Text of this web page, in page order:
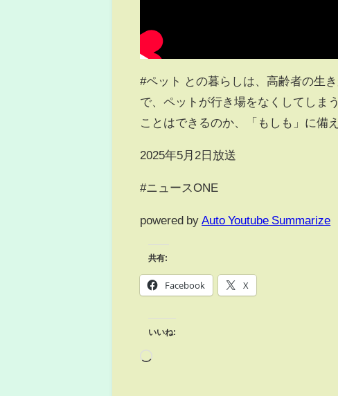
#ペット との暮らしは、高齢者の生
で、ペットが行き場をなくしてしま
ことはできるのか、「もしも」に備
2025年5月2日放送
#ニュースONE
powered by Auto Youtube Summarize
共有:
Facebook X
いいね: